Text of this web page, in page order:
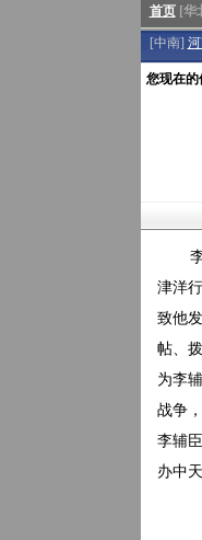
首页[华
[中南]
您现在的
津洋
致他
帖、
为李
战争
李辅
办中